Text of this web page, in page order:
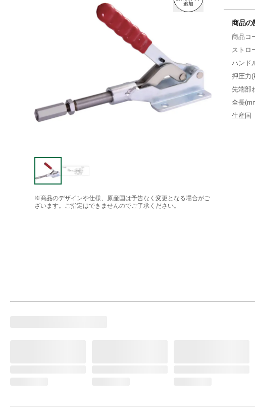
※商品のデザインや仕様、原産国は予告なく変更となる場合がご
ざいます。ご指定はできませんのでご了承ください。
商品の
商品コ
ストロ
ハンド
押圧力
先端部
全長
生産国